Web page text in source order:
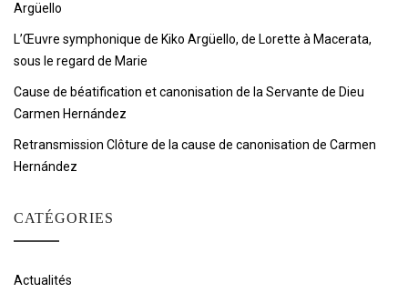
Argüello
L’Œuvre symphonique de Kiko Argüello, de Lorette à Macerata,
sous le regard de Marie
Cause de béatification et canonisation de la Servante de Dieu
Carmen Hernández
Retransmission Clôture de la cause de canonisation de Carmen
Hernández
CATÉGORIES
Actualités